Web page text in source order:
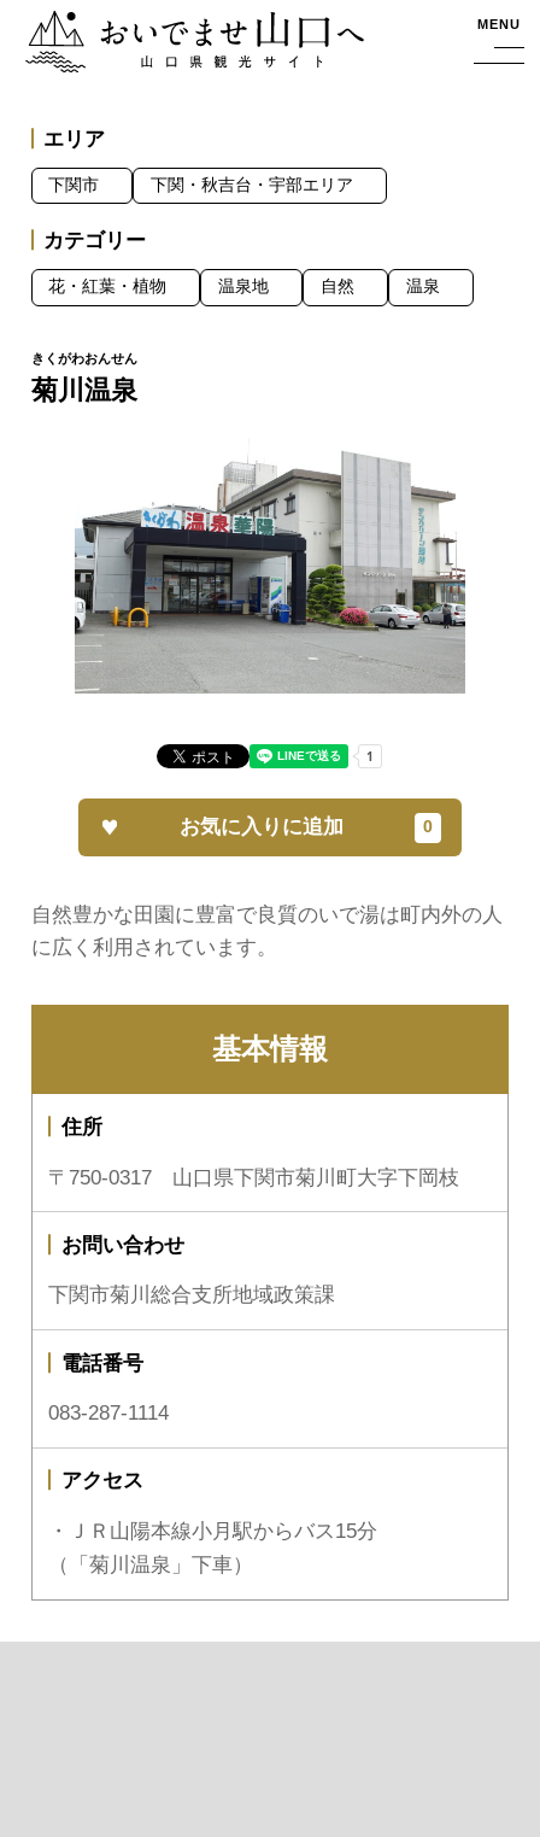
おいでませ山口へー山口県観光サイト MENU
菊川温泉
自然豊かな田園に豊富で良質のいで湯は町内外の人
に広く利用されています。
お気に入りに追加
エリア
下関市 下関・秋吉台・宇部エリア
カテゴリー
花・紅葉・植物 温泉地 自然 温泉
基本情報
住所
〒750-0317 山口県下関市菊川町大字下岡枝
お問い合わせ
下関市菊川総合支所地域政策課
電話番号
083-287-1114
アクセス
・ＪＲ山陽本線小月駅からバス15分
（「菊川温泉」下車）